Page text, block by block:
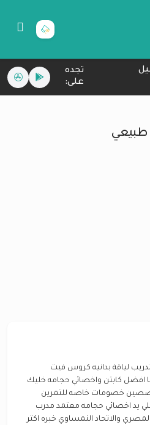
تجده
على:
طبيعي
لياقة بدانيه كروس فيت
كابتن واخصائي حجامه خليك
خصومات خاصه للتمرين
يد اخصائي حجامه معتمد مدرب
والاتحاد النمساوي خبره اكتر